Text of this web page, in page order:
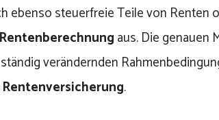
ebenso steuerfreie Teile von Renten
Rentenberechnungaus. Die genauen
verändernden
Rentenversicherung.